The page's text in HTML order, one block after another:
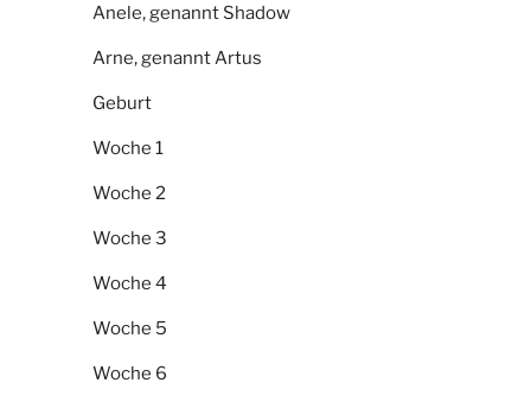
Anele, genannt Shadow
Arne, genannt Artus
Geburt
Woche 1
Woche 2
Woche 3
Woche 4
Woche 5
Woche 6